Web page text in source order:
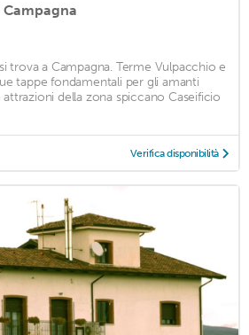
trova a Campagna. Terme Vulpacchio e
tappe fondamentali per gli amanti
della zona spiccano Caseificio
Verifica disponibilità